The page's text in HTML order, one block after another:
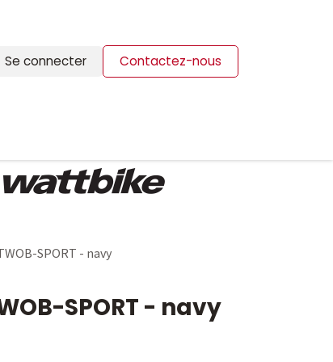
Se connecter Contactez-nous
SPORT - navy
SPORT - navy